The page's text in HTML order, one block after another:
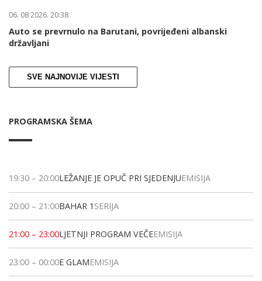
06. 08 2026. 20:38
Auto se prevrnulo na Barutani, povrijeđeni albanski
državljani
SVE NAJNOVIJE VIJESTI
PROGRAMSKA ŠEMA
19:30 – 20:00LEŽANJE JE OPUČ PRI SJEDENJUEMISIJA
20:00 – 21:00BAHAR 1 SERIJA
21:00 – 23:00LJETNJI PROGRAM VEČEEMISIJA
23:00 – 00:00E GLAMEMISIJA